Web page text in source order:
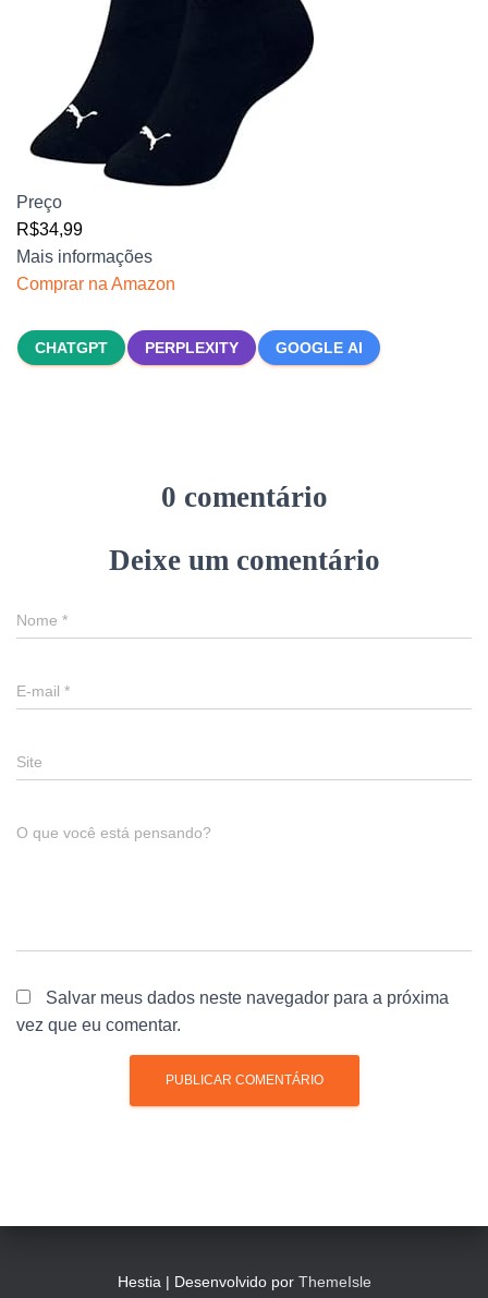
Preço
R$34,99
Mais informações
Comprar na Amazon
CHATGPT PERPLEXITY GOOGLE AI
0 comentário
Deixe um comentário
Nome *
E-mail *
Site
O que você está pensando?
Salvar meus dados neste navegador para a próxima
vez que eu comentar.
Hestia | Desenvolvido por ThemeIsle